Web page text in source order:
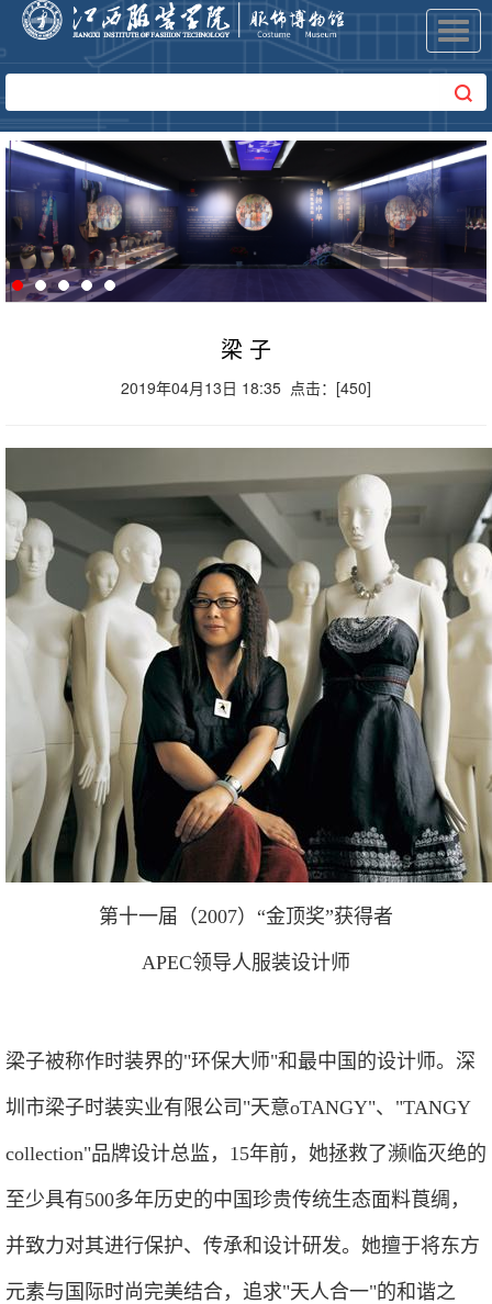
梁 子
2019年04月13日 18:35 点击：[450]
第十一届（2007）“金顶奖”获得者
APEC领导人服装设计师
梁子被称作时装界的"环保大师"和最中国的设计师。深
圳市梁子时装实业有限公司"天意oTANGY"、"TANGY
collection"品牌设计总监，15年前，她拯救了濒临灭绝的
至少具有500多年历史的中国珍贵传统生态面料莨绸，
并致力对其进行保护、传承和设计研发。她擅于将东方
元素与国际时尚完美结合，追求"天人合一"的和谐之